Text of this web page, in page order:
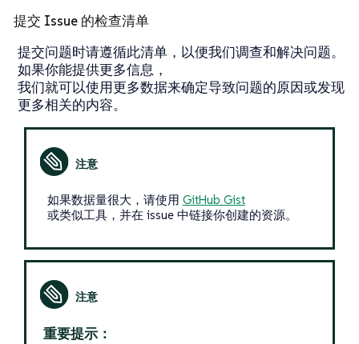
提交 Issue 的检查清单
提交问题时请遵循此清单，以便我们调查和解决问题。
如果你能提供更多信息，
我们就可以使用更多数据来确定导致问题的原因或发现
更多相关的内容。
如果数据量很大，请使用 GitHub Gist
或类似工具，并在 issue 中链接你创建的资源。
重要提示：